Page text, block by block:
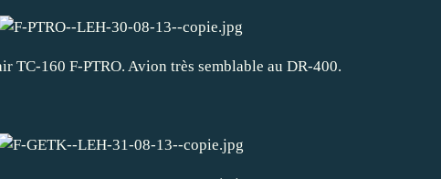
TC-160 F-PTRO. Avion très semblable au DR-400.